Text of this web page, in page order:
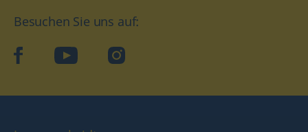
Besuchen Sie uns auf:
facebookYouTube Instagram